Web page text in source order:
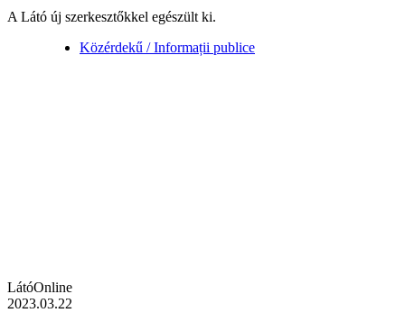
A Látó új szerkesztőkkel egészült ki.
Közérdekű / Informații publice
LátóOnline
2023.03.22